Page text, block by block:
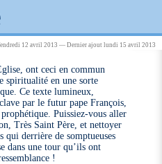
12 avril 2013 — Dernier ajout lundi 15 avril 2013
ont ceci en commun
spiritualité en une sorte
Ce texte lumineux,
par le futur pape François,
Puissiez-vous aller
Très Saint Père, et nettoyer
qui derrière de somptueuses
dans une tour qu’ils ont
!